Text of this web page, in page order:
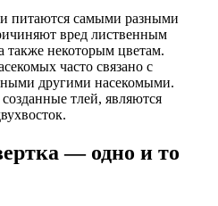
питаются самыми разными
вред лиственным
также некоторым цветам.
часто связано с
другими насекомыми.
тлей, являются
— одно и то